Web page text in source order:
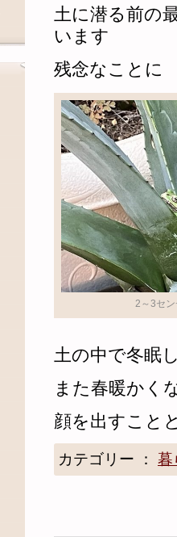
2～3セ
土に潜る前の
います
残念なことに
土の中で冬眠
また春暖かく
顔を出すこと
カテゴリー ： 暮